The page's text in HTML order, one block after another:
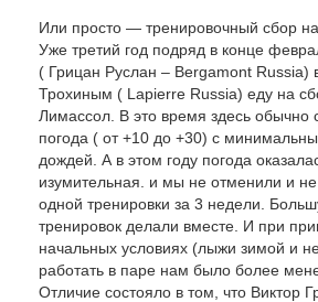
Или просто — тренировочный сбор
Уже третий год подряд в конце
( Грицан Руслан – Bergamont Russia)
Трохиным ( Lapierre Russia) еду на
Лимассол. В это время здесь обычно
погода ( от +10 до +30) с
дождей. А в этом году погода
изумительная. и мы не отменили и
одной тренировки за 3 недели.
тренировок делали вместе. И при
начальных условиях (лыжи зимой и
работать в паре нам было более
Отличие состояло в том, что Виктор